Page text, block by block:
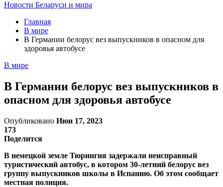
Новости Беларуси и мира
Главная
В мире
В Германии белорус вез выпускников в опасном для
здоровья автобусе
В мире
В Германии белорус вез выпускников в
опасном для здоровья автобусе
Опубликовано Июн 17, 2023
173
Поделится
В немецкой земле Тюрингия задержали неисправный
туристический автобус, в котором 30-летний белорус вез
группу выпускников школы в Испанию. Об этом сообщает
местная полиция.